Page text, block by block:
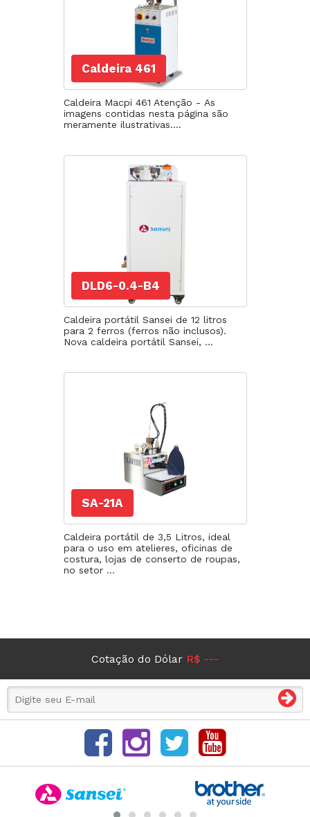
Caldeira 461
Caldeira Macpi 461 Atenção - As
imagens contidas nesta página são
meramente ilustrativas....
DLD6-0.4-B4
Caldeira portátil Sansei de 12 litros
para 2 ferros (ferros não inclusos).
Nova caldeira portátil Sansei, ...
SA-21A
Caldeira portátil de 3,5 Litros, ideal
para o uso em atelieres, oficinas de
costura, lojas de conserto de roupas,
no setor ...
Cotação do Dólar R$ ---